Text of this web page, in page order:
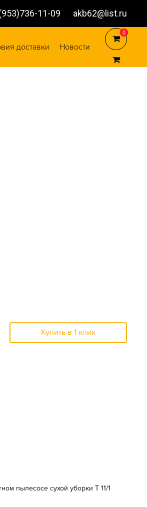
11-09 akb62@list.ru
доставки Новости
0
0
Купить в 1 клик
пылесосе сухой уборки T 11/1